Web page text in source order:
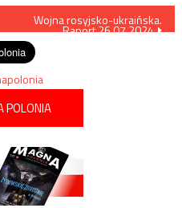
Wojna rosyjsko-ukraińska.
Raport 26.07.2024
POLONIA